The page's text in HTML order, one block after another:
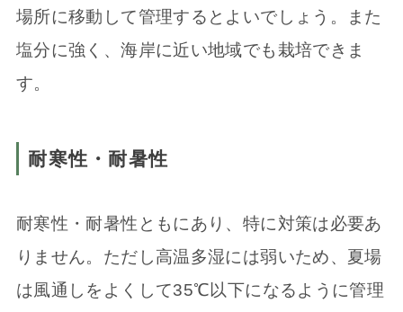
場所に移動して管理するとよいでしょう。また
塩分に強く、海岸に近い地域でも栽培できま
す。
耐寒性・耐暑性
耐寒性・耐暑性ともにあり、特に対策は必要あ
りません。ただし高温多湿には弱いため、夏場
は風通しをよくして35℃以下になるように管理